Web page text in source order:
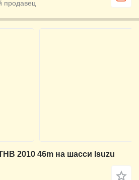
2010 46m на шасси Isuzu